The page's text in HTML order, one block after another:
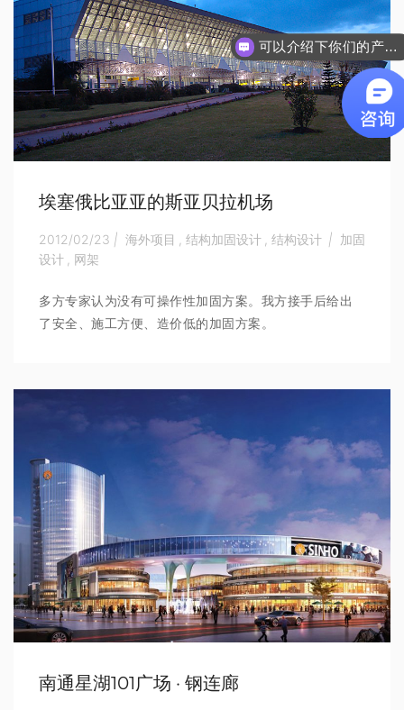
埃塞俄比亚亚的斯亚贝拉机场
2012/02/23 | 海外项目 结构加固设计 结构设计 | 加固
设计
网架
多方专家认为没有可操作性加固方案。我方接手后给出
了安全、施工方便、造价低的加固方案。
南通星湖101广场 · 钢连廊
可以介绍下你们的产品么
你们是怎么收费的